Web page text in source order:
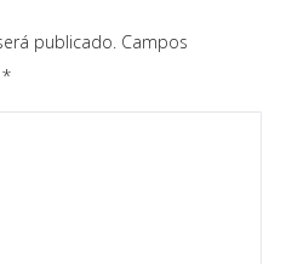
publicado. Campos
*